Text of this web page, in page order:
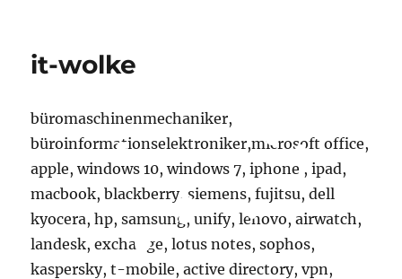
it-wolke
büromaschinenmechaniker,
büroinformationselektroniker,microsoft office,
apple, windows 10, windows 7, iphone , ipad,
macbook, blackberry, siemens, fujitsu, dell,
kyocera, hp, samsung, unify, lenovo, airwatch,
landesk, exchange, lotus notes, sophos,
kaspersky, t-mobile, active directory, vpn,